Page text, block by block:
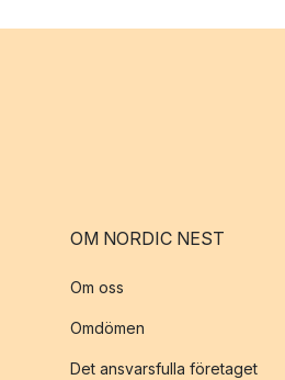
OM NORDIC NEST
Om oss
Omdömen
Det ansvarsfulla företaget